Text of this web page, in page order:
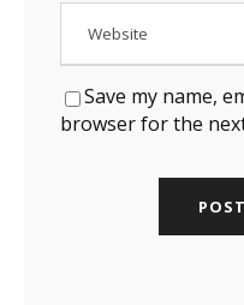
Save my name,
browser for the